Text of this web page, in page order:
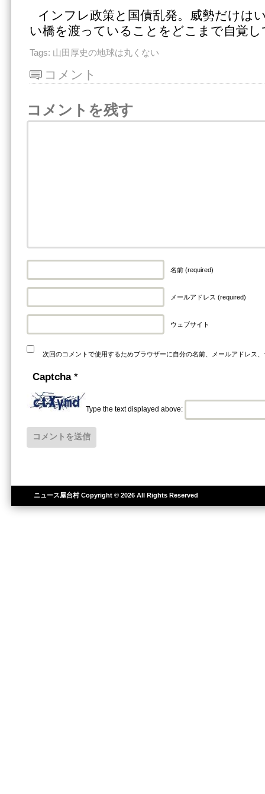
インフレ政策と国債乱発。威勢だけは
い橋を渡っていることをどこまで自覚
Tags: 山田厚史の地球は丸くない
コメント
コメントを残す
名前 (required)
メールアドレス (required)
ウェブサイト
次回のコメントで使用するためブラウザーに自分の名前、メールアドレス
Captcha *
Type the text displayed above:
ニュース屋台村Copyright © 2026 All Rights Reserved